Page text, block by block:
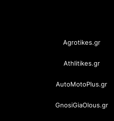
Agrotikes.gr
Athlitikes.gr
AutoMotoPlus.gr
GnosiGiaOlous.gr